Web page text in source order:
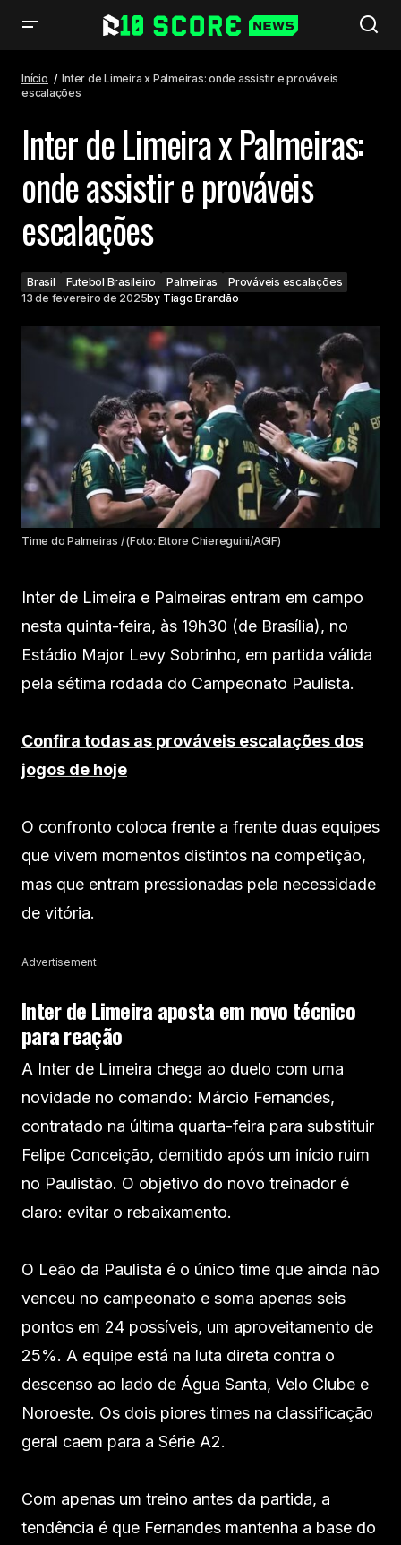
Início
Inter de Limeira x Palmeiras: onde assistir e prováveis
escalações
Inter de Limeira x Palmeiras:
onde assistir e prováveis
escalações
Brasil Futebol Brasileiro Palmeiras
Prováveis escalações
13 de fevereiro de 2025by Tiago Brandão
Time do Palmeiras / (Foto: Ettore Chiereguini/AGIF)
Inter de Limeira e Palmeiras entram em campo
nesta quinta-feira, às 19h30 (de Brasília), no
Estádio Major Levy Sobrinho, em partida válida
pela sétima rodada do Campeonato Paulista.
Confira todas as prováveis escalações dos
jogos de hoje
O confronto coloca frente a frente duas equipes
que vivem momentos distintos na competição,
mas que entram pressionadas pela necessidade
de vitória.
Advertisement
Inter de Limeira aposta em novo técnico
para reação
A Inter de Limeira chega ao duelo com uma
novidade no comando: Márcio Fernandes,
contratado na última quarta-feira para substituir
Felipe Conceição, demitido após um início ruim
no Paulistão. O objetivo do novo treinador é
claro: evitar o rebaixamento.
O Leão da Paulista é o único time que ainda não
venceu no campeonato e soma apenas seis
pontos em 24 possíveis, um aproveitamento de
25%. A equipe está na luta direta contra o
descenso ao lado de Água Santa, Velo Clube e
Noroeste. Os dois piores times na classificação
geral caem para a Série A2.
Com apenas um treino antes da partida, a
tendência é que Fernandes mantenha a base do